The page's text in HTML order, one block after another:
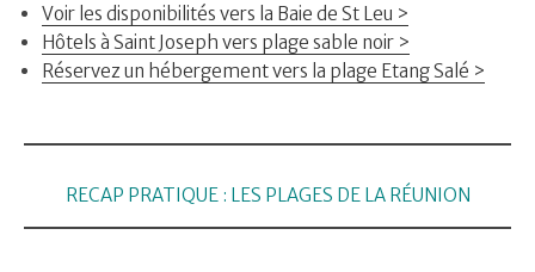
Voir les disponibilités vers la Baie de St Leu >
Hôtels à Saint Joseph vers plage sable noir >
Réservez un hébergement vers la plage Etang Salé >
RECAP PRATIQUE : LES PLAGES DE LA RÉUNION